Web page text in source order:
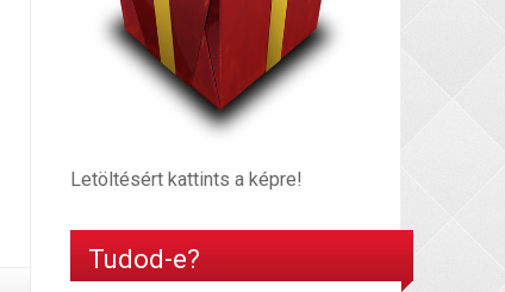
Letöltésért kattints a képre!
Tudod-e?